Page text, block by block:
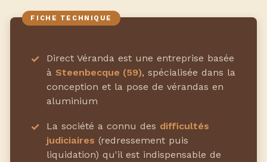
Direct Véranda est une entreprise basée
à Steenbecque (59), spécialisée dans la
conception et la pose de vérandas en
aluminium
La société a connu des difficultés
judiciaires (redressement puis
liquidation) qu'il est indispensable de